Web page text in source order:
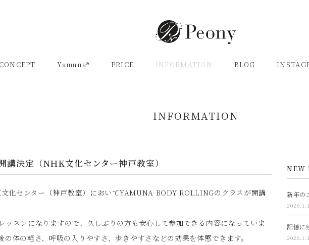
CONCEPT Yamuna® PRICE INFORMATION BLOG
INFORMATION
講決定（NHK文化センター神戸教室）
化センター（神戸教室）においてYAMUNA BODY ROLLINGのクラスが開講
ッスンになりますので、久しぶりの方も安心して参加できる内容になっていま
の体の軽さ、呼吸の入りやすさ、歩きやすさなどの効果を体感できます。
NEW
新年の
2026.1.1
記憶に
2026.1.1